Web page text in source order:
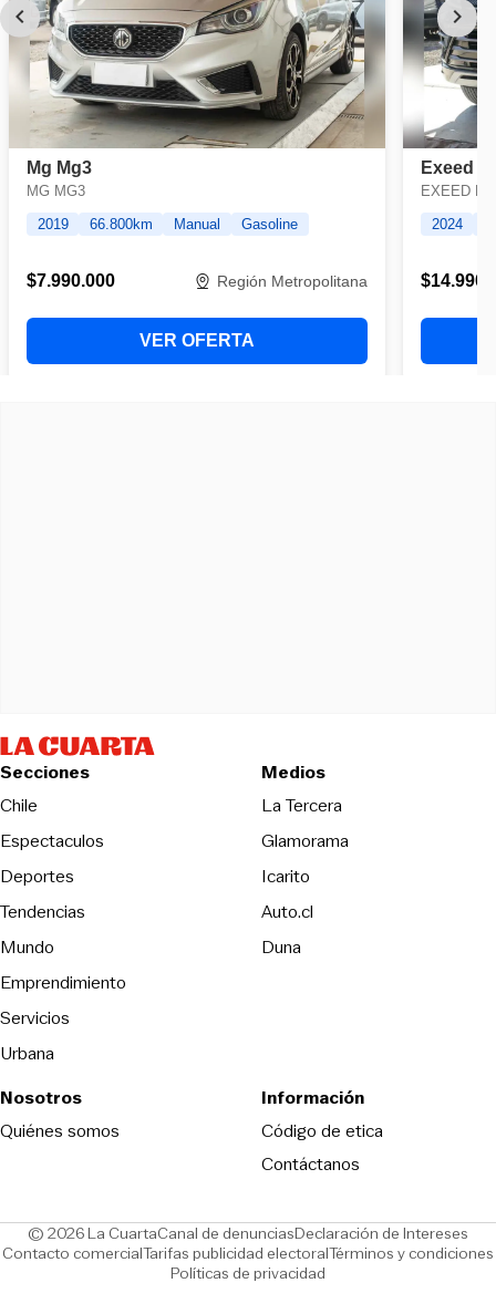
Secciones
Chile
Espectaculos
Deportes
Tendencias
Mundo
Emprendimiento
Servicios
Urbana
Medios
La TerceraOpens in new
Glamorama
Icarito
Auto.cl
DunaOpens in new window
Nosotros
Quiénes somos
Información
Código de eticaOpens in new
Contáctanos
© 2026 La CuartaCanal de denunciasOpens in new window
Declaración de Intereses
Contacto comercialOpens in new window
Tarifas publicidad electoralOpens in new window
Términos y condiciones
Políticas de privacidad